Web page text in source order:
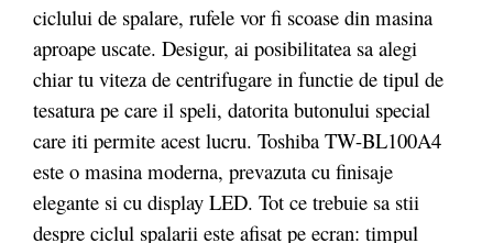
ciclului de spalare, rufele vor fi scoase din masina
aproape uscate. Desigur, ai posibilitatea sa alegi
chiar tu viteza de centrifugare in functie de tipul de
tesatura pe care il speli, datorita butonului special
care iti permite acest lucru. Toshiba TW-BL100A4
este o masina moderna, prevazuta cu finisaje
elegante si cu display LED. Tot ce trebuie sa stii
despre ciclul spalarii este afisat pe ecran: timpul